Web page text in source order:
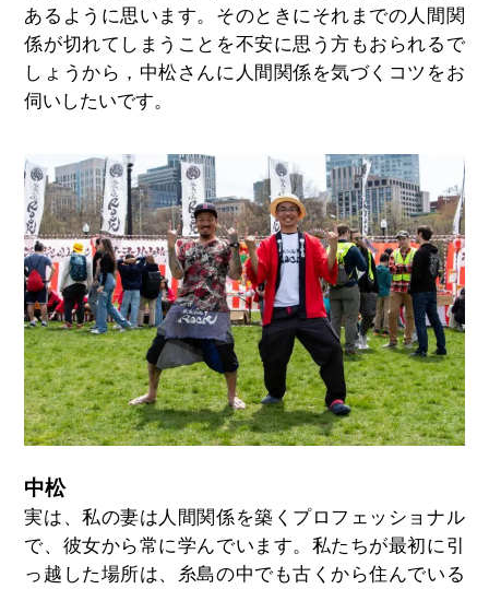
あるように思います。そのときにそれまでの人間関
係が切れてしまうことを不安に思う方もおられるで
しょうから，中松さんに人間関係を気づくコツをお
伺いしたいです。
中松
実は、私の妻は人間関係を築くプロフェッショナル
で、彼女から常に学んでいます。私たちが最初に引
っ越した場所は、糸島の中でも古くから住んでいる